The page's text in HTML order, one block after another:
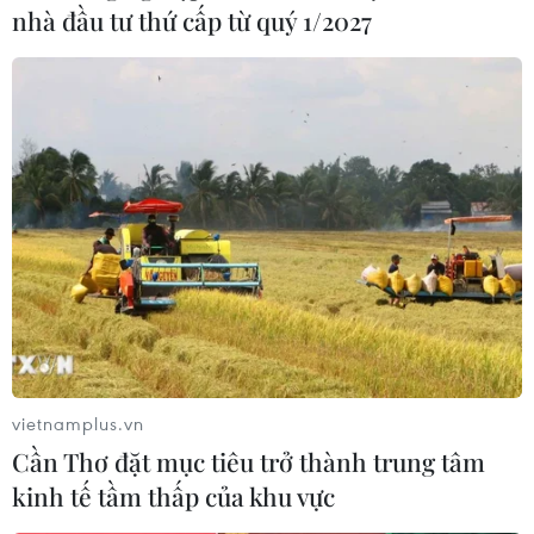
Canada: Hai ông lớn viễn thông thuyết
phục không quay lưng với Huawei
22/12/2018 03:09
nhà đầu tư thứ cấp từ quý 1/2027
vietnamplus.vn
Cần Thơ đặt mục tiêu trở thành trung tâm
kinh tế tầm thấp của khu vực